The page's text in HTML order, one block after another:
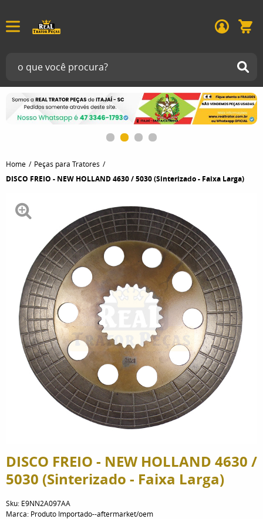
Home Peças para Tratores
DISCO FREIO - NEW HOLLAND 4630 / 5030 (Sinterizado - Faixa Larga)
DISCO FREIO - NEW HOLLAND 4630 /
5030 (Sinterizado - Faixa Larga)
Sku: E9NN2A097AA
Marca: Produto Importado--aftermarket/oem